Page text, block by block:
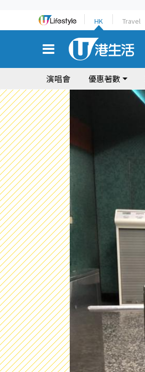
HK Travel
演唱會 優惠著數